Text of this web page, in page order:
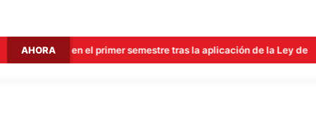
AHORAen el primer semestre tras la aplicación de la Ley de